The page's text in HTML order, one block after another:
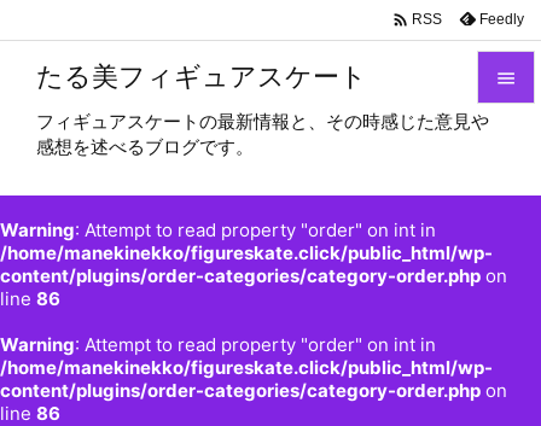
たる美フィギュアスケート
フィギュアスケートの最新情報と、その時感じた意見や
感想を述べるブログです。
Warning: Attempt to read property "order" on int in
/home/manekinekko/figureskate.click/public_html/wp-
content/plugins/order-categories/category-order.php on
line 86
Warning: Attempt to read property "order" on int in
/home/manekinekko/figureskate.click/public_html/wp-
content/plugins/order-categories/category-order.php on
line 86


前へ

 RSS Feedly